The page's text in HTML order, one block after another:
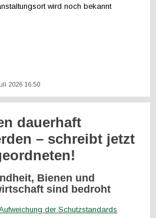
wird noch bekannt
2026 16:50
dauerhaft
– schreibt jetzt
Bienen und
sind bedroht